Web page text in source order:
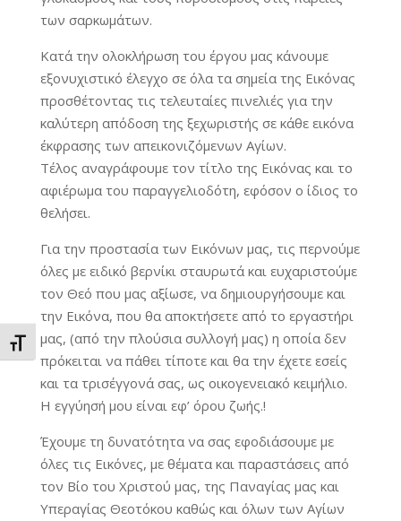
Εναλλαγή Μεγέθους Γραμμάτων
των σαρκωμάτων.
Κατά την ολοκλήρωση του έργου μας κάνουμε
εξονυχιστικό έλεγχο σε όλα τα σημεία της Εικόνας
προσθέτοντας τις τελευταίες πινελιές για την
καλύτερη απόδοση της ξεχωριστής σε κάθε εικόνα
έκφρασης των απεικονιζόμενων Αγίων.
Τέλος αναγράφουμε τον τίτλο της Εικόνας και το
αφιέρωμα του παραγγελιοδότη, εφόσον ο ίδιος το
θελήσει.
Για την προστασία των Εικόνων μας, τις περνούμε
όλες με ειδικό βερνίκι σταυρωτά και ευχαριστούμε
τον Θεό που μας αξίωσε, να δημιουργήσουμε και
την Εικόνα, που θα αποκτήσετε από το εργαστήρι
μας, (από την πλούσια συλλογή μας) η οποία δεν
πρόκειται να πάθει τίποτε και θα την έχετε εσείς
και τα τρισέγγονά σας, ως οικογενειακό κειμήλιο.
Η εγγύησή μου είναι εφ’ όρου ζωής.!
Έχουμε τη δυνατότητα να σας εφοδιάσουμε με
όλες τις Εικόνες, με θέματα και παραστάσεις από
τον Βίο του Χριστού μας, της Παναγίας μας και
Υπεραγίας Θεοτόκου καθώς και όλων των Αγίων